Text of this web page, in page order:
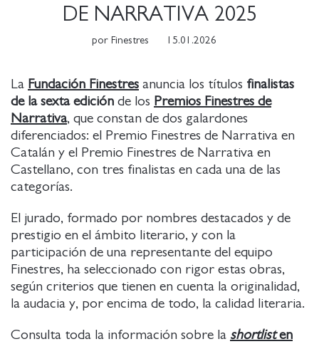
DE NARRATIVA 2025
por Finestres 15.01.2026
La Fundación Finestres anuncia los títulos finalistas
de la sexta edición de los Premios Finestres de
Narrativa, que constan de dos galardones
diferenciados: el Premio Finestres de Narrativa en
Catalán y el Premio Finestres de Narrativa en
Castellano, con tres finalistas en cada una de las
categorías.
El jurado, formado por nombres destacados y de
prestigio en el ámbito literario, y con la
participación de una representante del equipo
Finestres, ha seleccionado con rigor estas obras,
según criterios que tienen en cuenta la originalidad,
la audacia y, por encima de todo, la calidad literaria.
Consulta toda la información sobre la shortlisten